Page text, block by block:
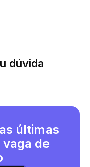
dúvida
últimas
de